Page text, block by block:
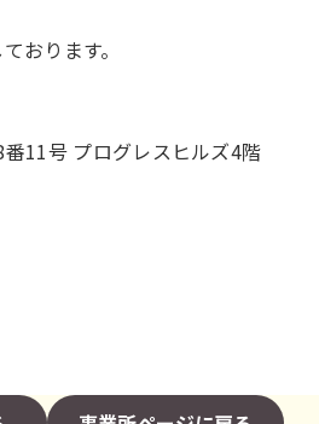
おります。
11号 プログレスヒルズ4階